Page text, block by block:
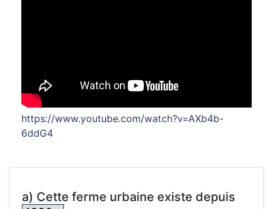
https://www.youtube.com/watch?v=AXb4b-
6ddG4
a) Cette ferme urbaine existe depuis